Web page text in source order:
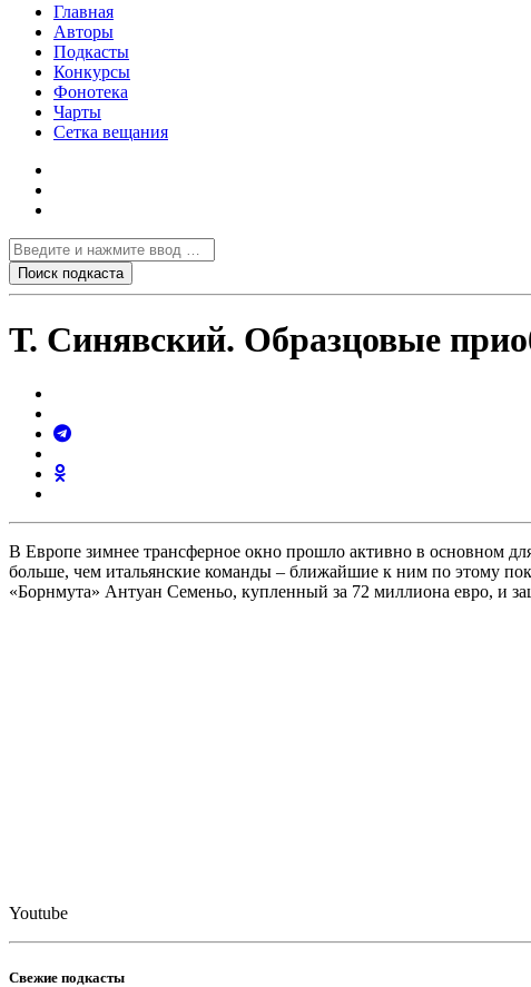
Главная
Авторы
Подкасты
Конкурсы
Фонотека
Чарты
Сетка вещания
Т. Синявский. Образцовые
В Европе зимнее трансферное окно прошло активно в основном
больше, чем итальянские команды – ближайшие к ним по этому
«Борнмута» Антуан Семеньо, купленный за 72 миллиона евро, и
Youtube
Свежие подкасты